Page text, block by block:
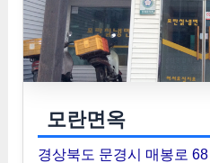
모란면옥
경상북도 문경시 매봉로 68